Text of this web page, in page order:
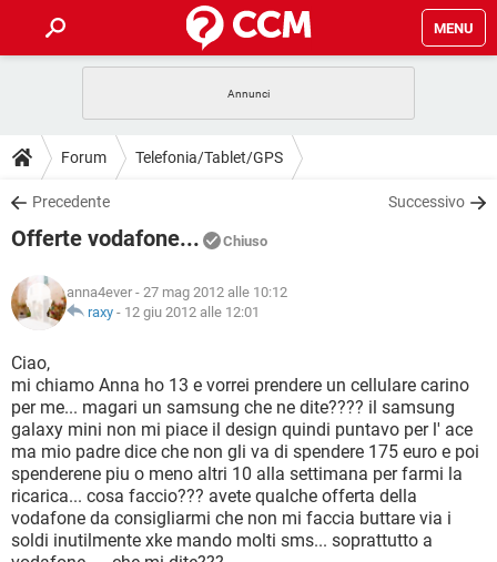
MENU
INTRATTENIMENTO ANDROID
iOS
INSTAGRAM WHATSAPP
TIKTOK
HARDWARE
GUIDE
COVID-19 GAMING
INSTAGRAM WHATSAPP
HARDWARE
DOWNLOAD
COVID-19 GAMING
INTRATTENIMENTO
iOS
INSTAGRAM
TIKTOK FACEBOOK
HARDWARE
COVID-19 GAMING
iOS
INSTAGRAM WHATSAPP
TIKTOK FACEBOOK
HARDWARE
GLOSSARIO
COVID-19
INTRATTENIMENTO ANDROID
iOS WINDOWS 10
INSTAGRAM WHATSAPP
TIKTOK FACEBOOK
HARDWARE
Forum Telefonia/Tablet/GPS
Precedente Successivo
Offerte vodafone... Chiuso
anna4ever - 27 mag 2012 alle 10:12
raxy - 12 giu 2012 alle 12:01
Ciao,
mi chiamo Anna ho 13 e vorrei prendere un cellulare carino
per me... magari un samsung che ne dite???? il samsung
galaxy mini non mi piace il design quindi puntavo per l' ace
ma mio padre dice che non gli va di spendere 175 euro e poi
spenderene piu o meno altri 10 alla settimana per farmi la
ricarica... cosa faccio??? avete qualche offerta della
vodafone da consigliarmi che non mi faccia buttare via i
soldi inutilmente xke mando molti sms... soprattutto a